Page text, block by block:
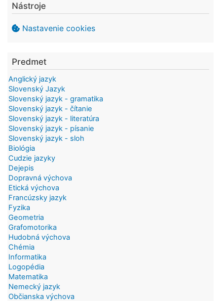
Nástroje
Nastavenie cookies
Predmet
Anglický jazyk
Slovenský Jazyk
Slovenský jazyk - gramatika
Slovenský jazyk - čítanie
Slovenský jazyk - literatúra
Slovenský jazyk - písanie
Slovenský jazyk - sloh
Biológia
Cudzie jazyky
Dejepis
Dopravná výchova
Etická výchova
Francúzsky jazyk
Fyzika
Geometria
Grafomotorika
Hudobná výchova
Chémia
Informatika
Logopédia
Matematika
Nemecký jazyk
Občianska výchova